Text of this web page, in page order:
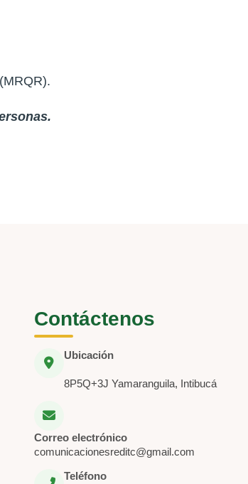
Contáctenos
Ubicación
8P5Q+3J Yamaranguila, Intibucá
Correo electrónico
comunicacionesreditc@gmail.com
Teléfono